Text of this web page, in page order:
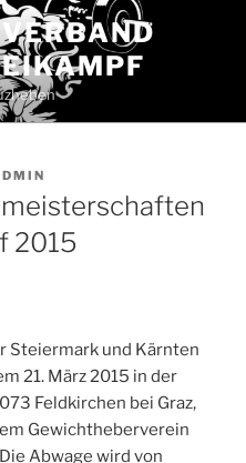
2015
Steiermark und Kärnten
21. März 2015 in der
Feldkirchen bei Graz,
Gewichtheberverein
Abwage wird von